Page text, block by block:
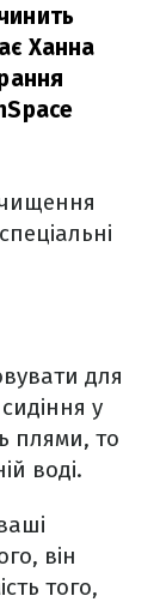
Ханна
для
у
плями, то
воді.
він
того,